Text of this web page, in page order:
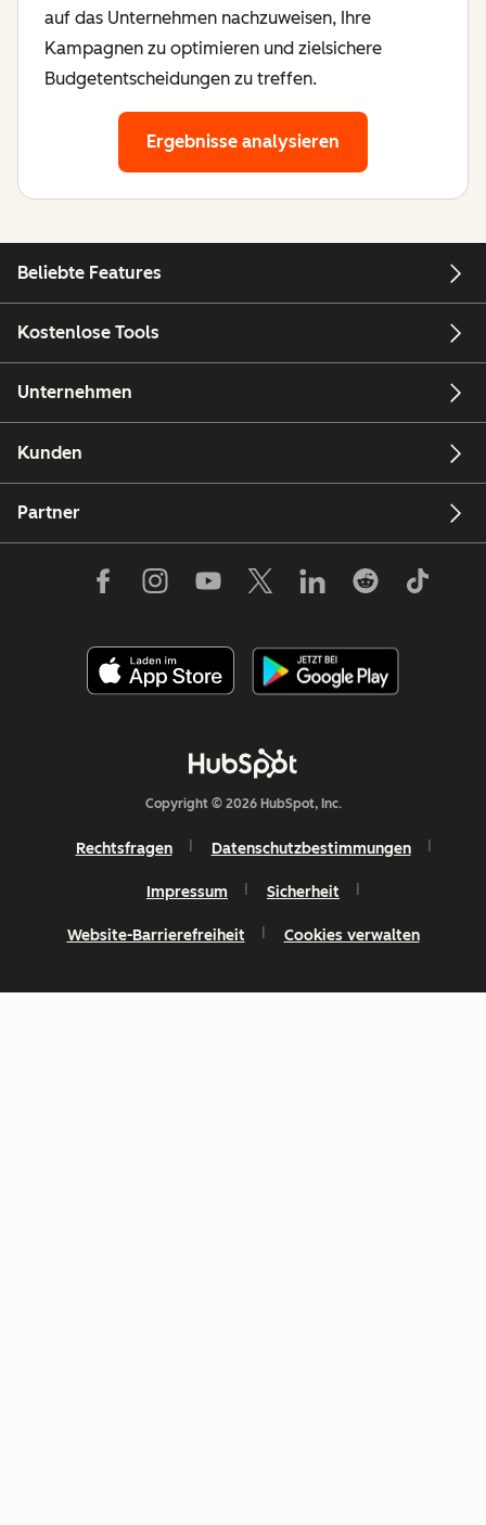
auf das Unternehmen nachzuweisen, Ihre
Kampagnen zu optimieren und zielsichere
Budgetentscheidungen zu treffen.
Ergebnisse analysieren
Beliebte Features
Kostenlose Tools
Unternehmen
Kunden
Partner
Copyright © 2026 HubSpot, Inc.
Rechtsfragen Datenschutzbestimmungen
Impressum Sicherheit
Website-Barrierefreiheit Cookies verwalten